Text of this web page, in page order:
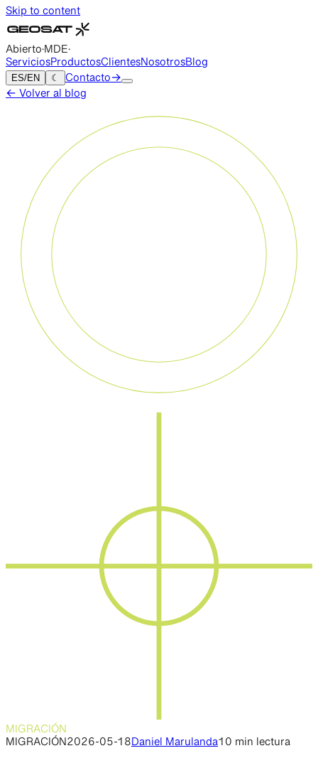
Skip to content
Abierto·MDE·
ServiciosProductosClientesNosotrosBlog
ES/EN ☾ Contacto→
←Volver al blog
MIGRACIÓN
MIGRACIÓN2026-05-18Daniel Marulanda10 min lectura